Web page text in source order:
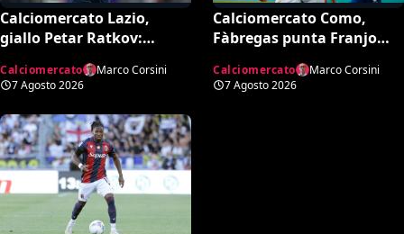
Calciomercato Lazio,
giallo Petar Ratkov:
Mosca e la smentita
dell’agente
Calciomercato
Marco Corsini
7 Agosto 2026
Calciomercato Como,
Fàbregas punta Franjo
punto sulla trattativa
Calciomercato
Marco Corsini
7 Agosto 2026